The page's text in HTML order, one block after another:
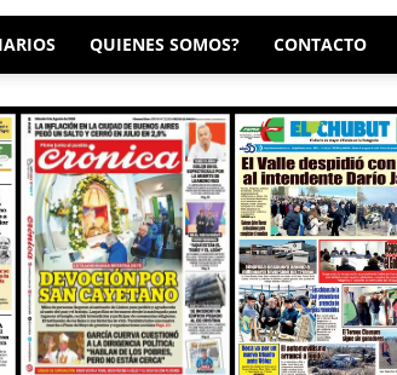
QUIENES SOMOS? CONTACTO